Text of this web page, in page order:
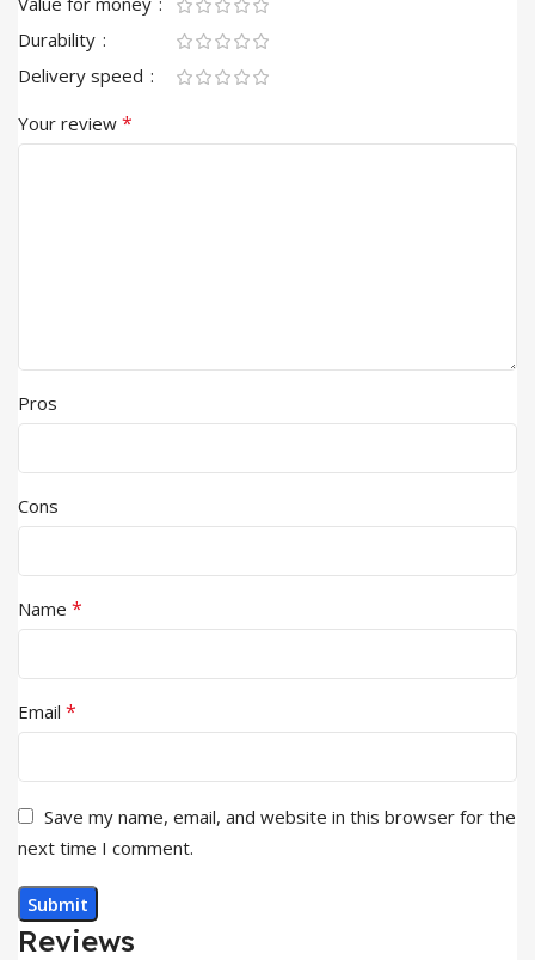
Reviews
Durability
Delivery speed
Your review *
Pros
Cons
Name *
Email *
Save my name, email, and website in this browser for the
next time I comment.